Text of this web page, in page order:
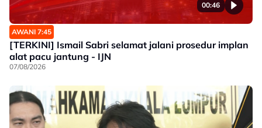
00:46
AWANI 7:45
[TERKINI] Ismail Sabri selamat jalani prosedur implan
alat pacu jantung - IJN
07/08/2026